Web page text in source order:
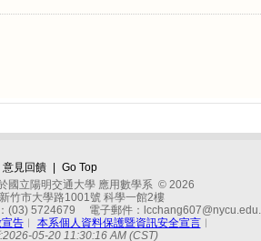
意見回饋
Go Top
國立陽明交通大學 應用數學系 © 2026
竹市大學路1001號 科學一館2樓
(03) 5724679 電子郵件：
告︱ 本系個人資料保護暨資訊安全宣言︱
05-20 11:30:16 AM (CST)